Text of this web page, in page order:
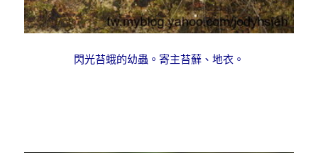
閃光苔蛾的幼蟲。寄主苔蘚、地衣。